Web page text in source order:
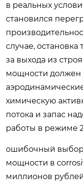
в реальных
становился
случае, остановка
за выхода из
мощности должен
химическую
потока и запас
работы в режиме
ошибочный выбор
мощности в
миллионов